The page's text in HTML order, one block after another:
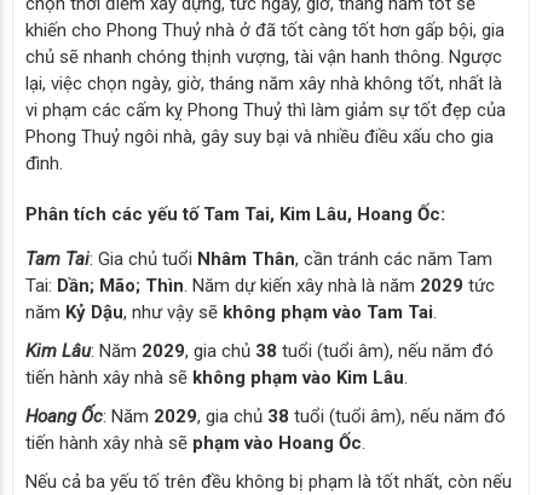
khiến cho Phong Thuỷ nhà ở đã tốt càng tốt hơn gấp bội, gia
chủ sẽ nhanh chóng thịnh vượng, tài vận hanh thông. Ngược
lại, việc chọn ngày, giờ, tháng năm xây nhà không tốt, nhất là
vi phạm các cấm kỵ Phong Thuỷ thì làm giảm sự tốt đẹp của
Phong Thuỷ ngôi nhà, gây suy bại và nhiều điều xấu cho gia
đình.
Phân tích các yếu tố Tam Tai, Kim Lâu, Hoang Ốc:
Tam Tai: Gia chủ tuổi Nhâm Thân, cần tránh các năm Tam
Tai: Dần; Mão; Thìn. Năm dự kiến xây nhà là năm 2029 tức
năm Kỷ Dậu, như vậy sẽ không phạm vào Tam Tai.
Kim Lâu: Năm 2029, gia chủ 38 tuổi (tuổi âm), nếu năm đó
tiến hành xây nhà sẽ không phạm vào Kim Lâu.
Hoang Ốc: Năm 2029, gia chủ 38 tuổi (tuổi âm), nếu năm đó
tiến hành xây nhà sẽ phạm vào Hoang Ốc.
Nếu cả ba yếu tố trên đều không bị phạm là tốt nhất, còn nếu